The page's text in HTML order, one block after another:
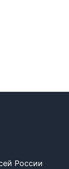
России